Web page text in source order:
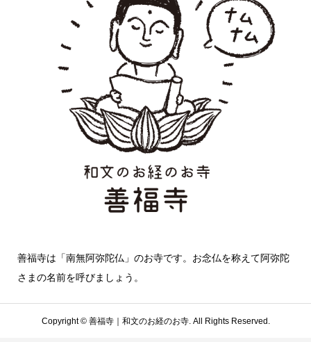
善福寺は「南無阿弥陀仏」のお寺です。お念仏を称えて阿弥陀
さまの名前を呼びましょう。
Copyright ©善福寺｜和文のお経のお寺. All Rights Reserved.